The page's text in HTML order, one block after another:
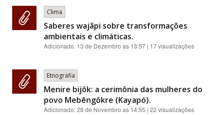
Clima
Saberes wajãpi sobre transformações
ambientais e climáticas.
Adicionado: 13 de Dezembro as 13:57 | 17 visualizações
Etnografia
Menire bijôk: a cerimônia das mulheres do
povo Mebêngôkre (Kayapó).
Adicionado:28 de Novembro as 14:55 | 22 visualizações